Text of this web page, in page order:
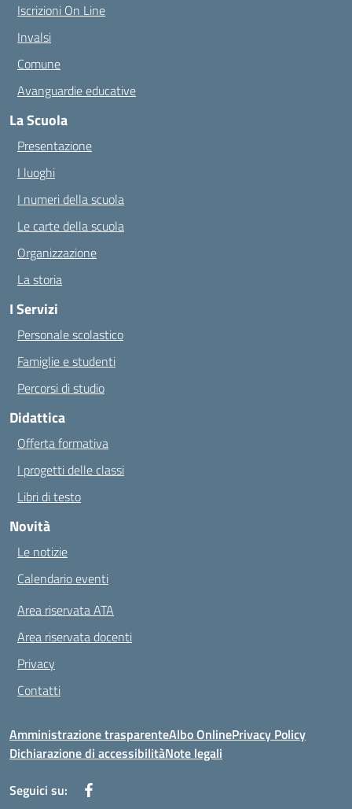
Iscrizioni On Line
Invalsi
Comune
Avanguardie educative
La Scuola
Presentazione
I luoghi
I numeri della scuola
Le carte della scuola
Organizzazione
La storia
I Servizi
Personale scolastico
Famiglie e studenti
Percorsi di studio
Didattica
Offerta formativa
I progetti delle classi
Libri di testo
Novità
Le notizie
Calendario eventi
Area riservata ATA
Area riservata docenti
Privacy
Contatti
Amministrazione trasparenteAlbo OnlinePrivacy Policy
Dichiarazione di accessibilitàNote legali
Seguici su: